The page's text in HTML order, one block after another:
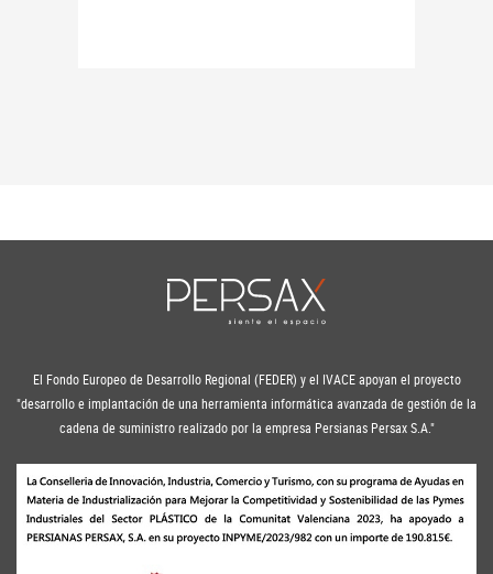
El Fondo Europeo de Desarrollo Regional (FEDER) y el IVACE apoyan el proyecto
"desarrollo e implantación de una herramienta informática avanzada de gestión de la
cadena de suministro realizado por la empresa Persianas Persax S.A."